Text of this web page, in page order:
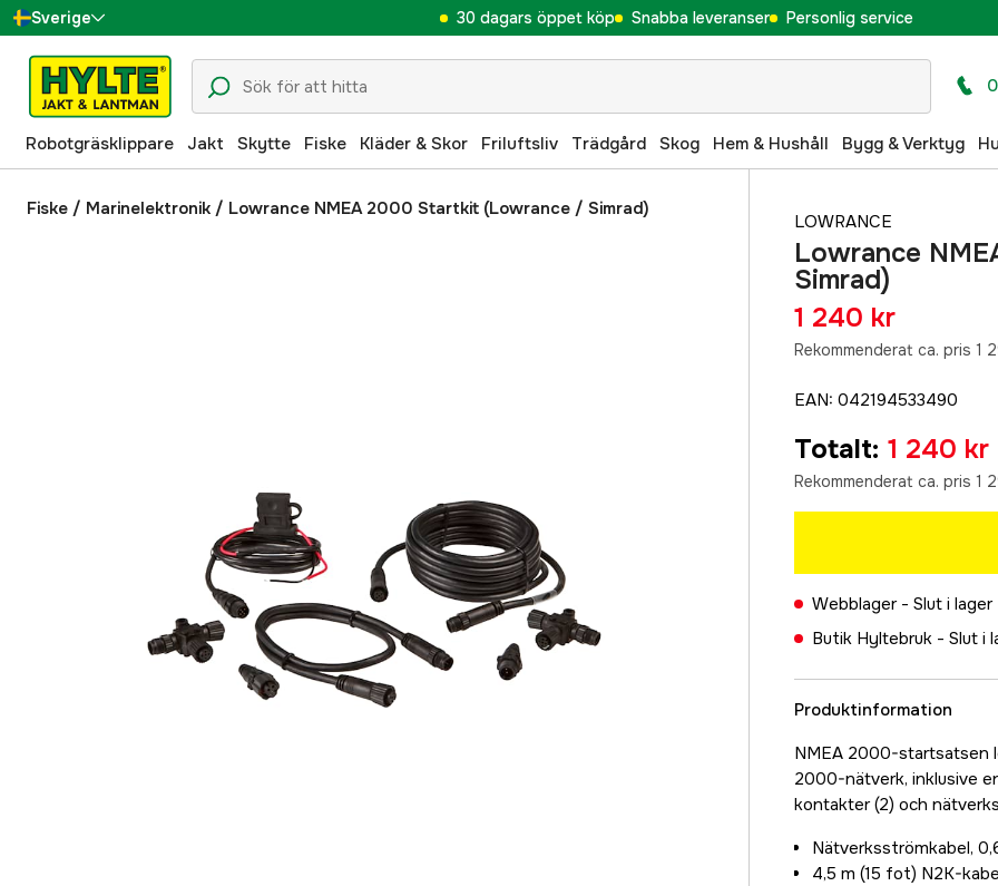
Sverige
Danmark
Suomi
Norge
Deutschland
30 dagars öppet köp Snabba leveranser Personlig service
Robotgräsklippare Jakt Skytte Fiske Kläder & Skor Friluftsliv Trädgård Skog Hem & Hushåll Bygg & Verktyg
Fiske / Marinelektronik / Lowrance NMEA 2000 Startkit (Lowrance / Simrad)
LOWRANCE
Lowrance
Simrad)
1 240 kr
Rekommenderat ca. pris 1
EAN: 042194533490
Totalt: 1 240 kr
Rekommenderat ca. pris 1
Webblager - Slut i lager
Butik Hyltebruk - Slut i
Produktinformation
NMEA 2000-startsatsen
2000-nätverk, inklusive
kontakter (2) och
Nätverksströmkabel,
4,5 m (15 fot) N2K-